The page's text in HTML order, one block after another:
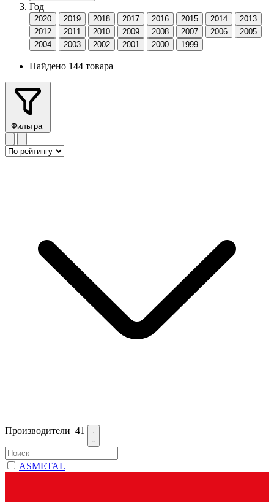
Год
2020 2019 2018 2017 2016 2015 2014
2013
2012
2011 2010 2009 2008 2007 2006
2005
2004
2003 2002 2001 2000 1999
Найдено 144 товара
Фильтра
Производители 41
ASMETAL